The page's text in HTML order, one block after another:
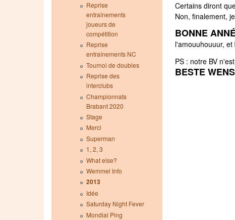
Certains diront
Non, finalement,
BONNE
l'amouuhouuur,
PS : notre BV
BESTE
Reprise
entraînements
joueurs de
compétition
Reprise
entraînements NC
Tournoi de doubles
Reprise des
interclubs
Championnats
Brabant 2020
Stage
Merci
Superman
1, 2, 3
What else?
Wemmel Info
2013
Idée
Saturday Night Fever
Mondial Ping